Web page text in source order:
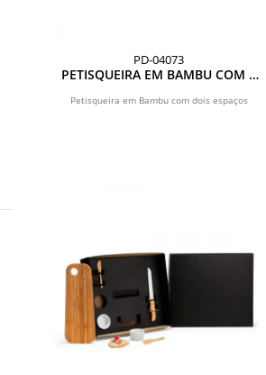
PD-04073
PETISQUEIRA EM BAMBU COM 2
Petisqueira em Bambu com dois espaços